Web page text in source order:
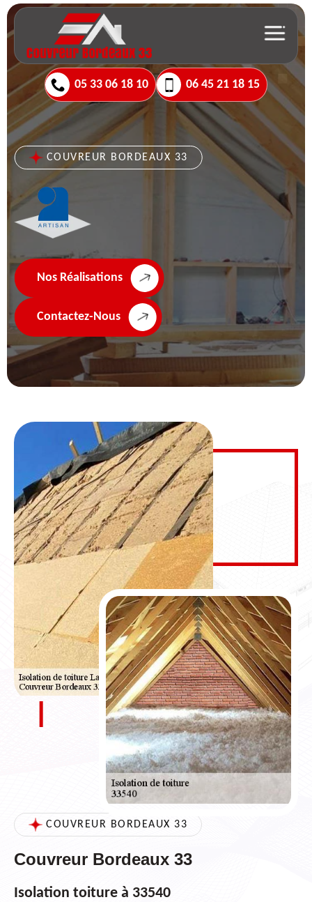
05 33 06 18 10 06 45 21 18 15
COUVREUR BORDEAUX 33
Nos Réalisations
Contactez-Nous
COUVREUR BORDEAUX 33
Couvreur Bordeaux 33
Isolation toiture à 33540